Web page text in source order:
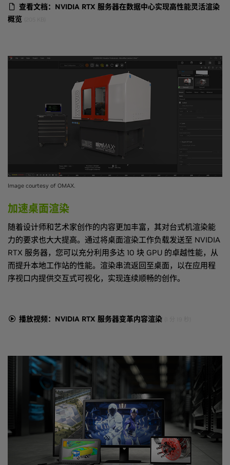
查看文档：NVIDIA RTX 服务器在数据中心实现高性能灵活渲染
概览
Image courtesy of OMAX.
加速桌面渲染
随着设计师和艺术家创作的内容更加丰富，其对台式机渲染能
力的要求也大大提高。通过将桌面渲染工作负载发送至 NVIDIA
RTX 服务器，您可以充分利用多达 10 块 GPU 的卓越性能，从
而提升本地工作站的性能。渲染串流返回至桌面，以在应用程
序视口内提供交互式可视化，实现连续顺畅的创作。
播放视频：NVIDIA RTX 服务器变革内容渲染